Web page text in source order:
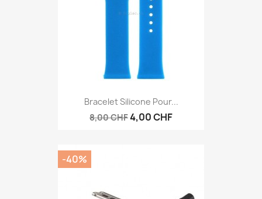
Bracelet Silicone Pour...
8,00 CHF4,00 CHF
-40%